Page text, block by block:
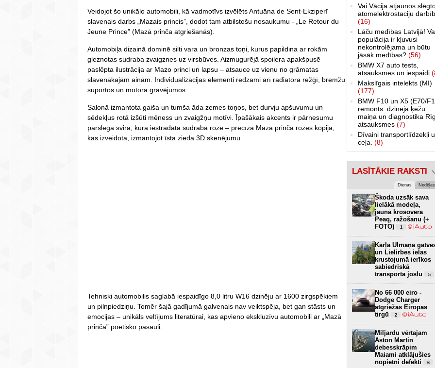
Veidojot šo unikālo automobili, kā vadmotīvs izvēlēts Antuāna de Sent-Ekziperī
slavenais darbs „Mazais princis”, dodot tam atbilstošu nosaukumu - „Le Retour du
Jeune Prince” (Mazā prinča atgriešanās).
Automobiļa dizainā dominē silti vara un bronzas toņi, kurus papildina ar rokām
gleznotas sudraba zvaigznes uz virsbūves. Aizmugurējā spoilera apakšpusē
paslēpta ilustrācija ar Mazo princi un lapsu – atsauce uz vienu no grāmatas
slavenākajām ainām. Individualizācijas elementi redzami arī radiatora režģī, bremžu
suportos un motora gravējumos.
Salonā izmantota gaiša un tumša āda zemes toņos, bet durvju apšuvumu un
sēdekļus rotā izšūti mēness un zvaigžņu motīvi. Īpašākais akcents ir pārnesumu
pārslēga svira, kurā iestrādāta sudraba roze – precīza Mazā prinča rozes kopija,
kas izveidota, izmantojot īsta zieda 3D skenējumu.
Tehniski automobilis saglabā iespaidīgo 8,0 litru W16 dzinēju ar 1600 zirgspēkiem
un pilnpiedziņu. Tomēr šajā gadījumā galvenais nav veiktspēja, bet gan stāsts un
emocijas – unikāls veltījums literatūrai, kas apvieno ekskluzīvu automobili ar „Mazā
prinča” poētisko pasauli.
Vai Vācija atjaunos
atomelektrostaciju
(16)
Lāču medības Latvijā!
populācija ir kļuvusi
nekontrolējama un būtu
jāsāk medības? (56)
BMW X7 auto tests,
atsauksmes un iespaidi
Makslīgais intelekts (MI)
(177)
BMW F10 un X5 (E70/
remonts: dzinēja ķēžu
maiņa un diagnostika
atsauksmes (7)
Dīvaini transportlīdzekļi
ceļa. (8)
LASĪTĀKIE RAKSTI
Dienas Nedēļas
Škoda uzsāk sava
lielākā modeļa,
jaunā krosovera
Peaq, ražošanu (+
FOTO)
1
Kārļa Ulmaņa
un Lielirbes ielas
krustojumā ierīkos
sabiedriskā
transporta joslu
5
No 66 000 eiro -
Dodge Charger
atgriežas Eiropas
tirgū
2
Miljardu vērtajam
Aston Martin
debesskrāpim
Maiami atklājušies
nopietni defekti
6